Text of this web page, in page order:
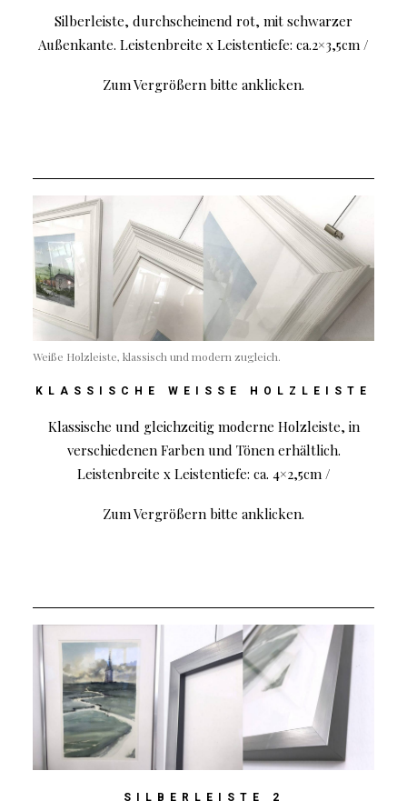
Silberleiste, durchscheinend rot, mit schwarzer
Außenkante. Leistenbreite x Leistentiefe: ca.2×3,5cm /
Zum Vergrößern bitte anklicken.
Weiße Holzleiste, klassisch und modern zugleich.
KLASSISCHE WEISSE HOLZLEISTE
Klassische und gleichzeitig moderne Holzleiste, in
verschiedenen Farben und Tönen erhältlich.
Leistenbreite x Leistentiefe: ca. 4×2,5cm /
Zum Vergrößern bitte anklicken.
SILBERLEISTE 2